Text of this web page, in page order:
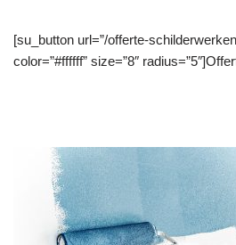
[su_button url=”/offerte-
color=”#ffffff” size=”8″